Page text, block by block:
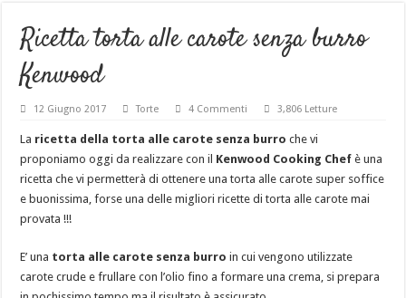
Ricetta torta alle carote senza burro
Kenwood
12 Giugno 2017 Torte 4 Commenti 3,806 Letture
La ricetta della torta alle carote senza burroche vi
proponiamo oggi da realizzare con il Kenwood Cooking Chefè una
ricetta che vi permetterà di ottenere una torta alle carote super soffice
e buonissima, forse una delle migliori ricette di torta alle carote mai
provata !!!
E’ una torta alle carote senza burroin cui vengono utilizzate
carote crude e frullare con l’olio fino a formare una crema, si prepara